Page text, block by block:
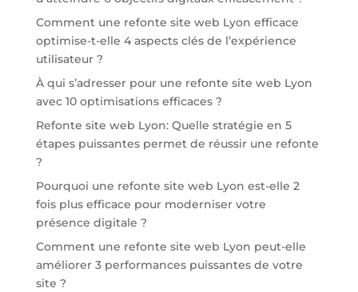
Comment une refonte site web Lyon efficace
optimise-t-elle 4 aspects clés de l’expérience
utilisateur ?
À qui s’adresser pour une refonte site web Lyon
avec 10 optimisations efficaces ?
Refonte site web Lyon: Quelle stratégie en 5
étapes puissantes permet de réussir une refonte
?
Pourquoi une refonte site web Lyon est-elle 2
fois plus efficace pour moderniser votre
présence digitale ?
Comment une refonte site web Lyon peut-elle
améliorer 3 performances puissantes de votre
site ?